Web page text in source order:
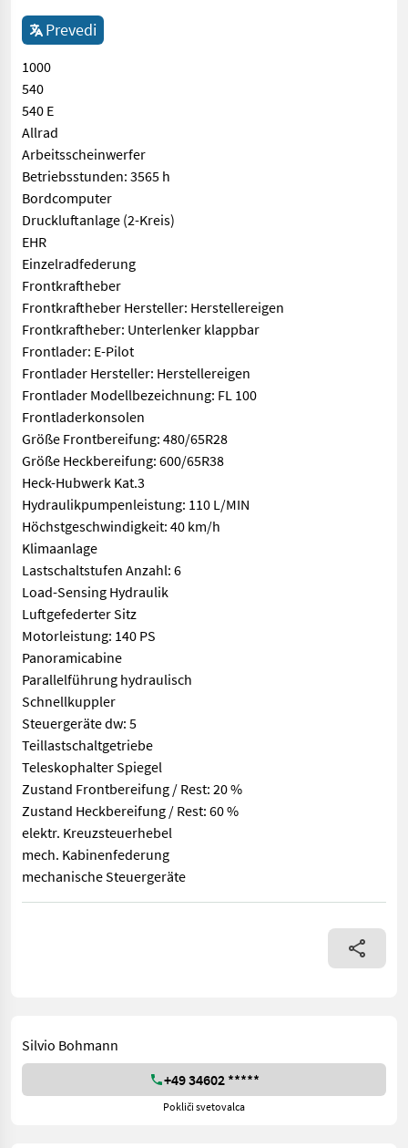
Prevedi
1000
540
540 E
Allrad
Arbeitsscheinwerfer
Betriebsstunden: 3565 h
Bordcomputer
Druckluftanlage (2-Kreis)
EHR
Einzelradfederung
Frontkraftheber
Frontkraftheber Hersteller: Herstellereigen
Frontkraftheber: Unterlenker klappbar
Frontlader: E-Pilot
Frontlader Hersteller: Herstellereigen
Frontlader Modellbezeichnung: FL 100
Frontladerkonsolen
Größe Frontbereifung: 480/65R28
Größe Heckbereifung: 600/65R38
Heck-Hubwerk Kat.3
Hydraulikpumpenleistung: 110 L/MIN
Höchstgeschwindigkeit: 40 km/h
Klimaanlage
Lastschaltstufen Anzahl: 6
Load-Sensing Hydraulik
Luftgefederter Sitz
Motorleistung: 140 PS
Panoramicabine
Parallelführung hydraulisch
Schnellkuppler
Steuergeräte dw: 5
Teillastschaltgetriebe
Teleskophalter Spiegel
Zustand Frontbereifung / Rest: 20 %
Zustand Heckbereifung / Rest: 60 %
elektr. Kreuzsteuerhebel
mech. Kabinenfederung
mechanische Steuergeräte
1000 540 540 E Allrad Arbeitsscheinwerfer Betriebsstunden:
Silvio Bohmann
+49 34602 *****
Pokliči svetovalca